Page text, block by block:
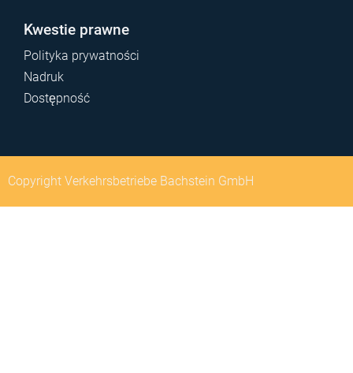
Kwestie prawne
Polityka prywatności
Nadruk
Dostępność
Copyright Verkehrsbetriebe Bachstein GmbH